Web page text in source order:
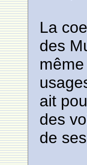
La
des
ait
des
de